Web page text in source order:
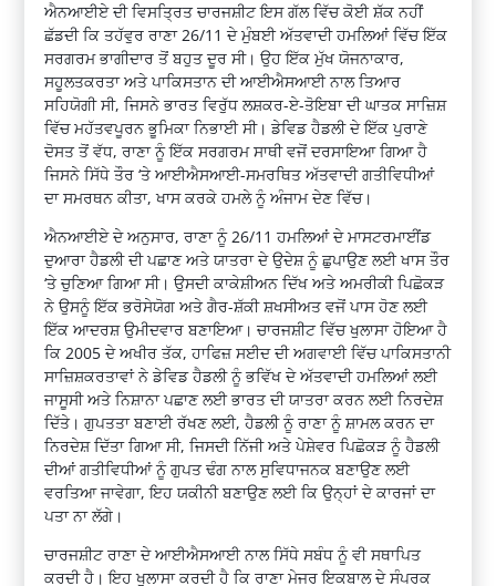
ਐਨਆਈਏ ਦੀ ਵਿਸਤ੍ਰਿਤ ਚਾਰਜਸ਼ੀਟ ਇਸ ਗੱਲ ਵਿੱਚ ਕੋਈ ਸ਼ੱਕ ਨਹੀਂ
ਛੱਡਦੀ ਕਿ ਤਹੱਵੁਰ ਰਾਣਾ 26/11 ਦੇ ਮੁੰਬਈ ਅੱਤਵਾਦੀ ਹਮਲਿਆਂ ਵਿੱਚ ਇੱਕ
ਸਰਗਰਮ ਭਾਗੀਦਾਰ ਤੋਂ ਬਹੁਤ ਦੂਰ ਸੀ। ਉਹ ਇੱਕ ਮੁੱਖ ਯੋਜਨਾਕਾਰ,
ਸਹੂਲਤਕਰਤਾ ਅਤੇ ਪਾਕਿਸਤਾਨ ਦੀ ਆਈਐਸਆਈ ਨਾਲ ਤਿਆਰ
ਸਹਿਯੋਗੀ ਸੀ, ਜਿਸਨੇ ਭਾਰਤ ਵਿਰੁੱਧ ਲਸ਼ਕਰ-ਏ-ਤੋਇਬਾ ਦੀ ਘਾਤਕ ਸਾਜ਼ਿਸ਼
ਵਿੱਚ ਮਹੱਤਵਪੂਰਨ ਭੂਮਿਕਾ ਨਿਭਾਈ ਸੀ। ਡੇਵਿਡ ਹੈਡਲੀ ਦੇ ਇੱਕ ਪੁਰਾਣੇ
ਦੋਸਤ ਤੋਂ ਵੱਧ, ਰਾਣਾ ਨੂੰ ਇੱਕ ਸਰਗਰਮ ਸਾਥੀ ਵਜੋਂ ਦਰਸਾਇਆ ਗਿਆ ਹੈ
ਜਿਸਨੇ ਸਿੱਧੇ ਤੌਰ ‘ਤੇ ਆਈਐਸਆਈ-ਸਮਰਥਿਤ ਅੱਤਵਾਦੀ ਗਤੀਵਿਧੀਆਂ
ਦਾ ਸਮਰਥਨ ਕੀਤਾ, ਖਾਸ ਕਰਕੇ ਹਮਲੇ ਨੂੰ ਅੰਜਾਮ ਦੇਣ ਵਿੱਚ।
ਐਨਆਈਏ ਦੇ ਅਨੁਸਾਰ, ਰਾਣਾ ਨੂੰ 26/11 ਹਮਲਿਆਂ ਦੇ ਮਾਸਟਰਮਾਈਂਡ
ਦੁਆਰਾ ਹੈਡਲੀ ਦੀ ਪਛਾਣ ਅਤੇ ਯਾਤਰਾ ਦੇ ਉਦੇਸ਼ ਨੂੰ ਛੁਪਾਉਣ ਲਈ ਖਾਸ ਤੌਰ
‘ਤੇ ਚੁਣਿਆ ਗਿਆ ਸੀ। ਉਸਦੀ ਕਾਕੇਸ਼ੀਅਨ ਦਿੱਖ ਅਤੇ ਅਮਰੀਕੀ ਪਿਛੋਕੜ
ਨੇ ਉਸਨੂੰ ਇੱਕ ਭਰੋਸੇਯੋਗ ਅਤੇ ਗੈਰ-ਸ਼ੱਕੀ ਸ਼ਖਸੀਅਤ ਵਜੋਂ ਪਾਸ ਹੋਣ ਲਈ
ਇੱਕ ਆਦਰਸ਼ ਉਮੀਦਵਾਰ ਬਣਾਇਆ। ਚਾਰਜਸ਼ੀਟ ਵਿੱਚ ਖੁਲਾਸਾ ਹੋਇਆ ਹੈ
ਕਿ 2005 ਦੇ ਅਖੀਰ ਤੱਕ, ਹਾਫਿਜ਼ ਸਈਦ ਦੀ ਅਗਵਾਈ ਵਿੱਚ ਪਾਕਿਸਤਾਨੀ
ਸਾਜ਼ਿਸ਼ਕਰਤਾਵਾਂ ਨੇ ਡੇਵਿਡ ਹੈਡਲੀ ਨੂੰ ਭਵਿੱਖ ਦੇ ਅੱਤਵਾਦੀ ਹਮਲਿਆਂ ਲਈ
ਜਾਸੂਸੀ ਅਤੇ ਨਿਸ਼ਾਨਾ ਪਛਾਣ ਲਈ ਭਾਰਤ ਦੀ ਯਾਤਰਾ ਕਰਨ ਲਈ ਨਿਰਦੇਸ਼
ਦਿੱਤੇ। ਗੁਪਤਤਾ ਬਣਾਈ ਰੱਖਣ ਲਈ, ਹੈਡਲੀ ਨੂੰ ਰਾਣਾ ਨੂੰ ਸ਼ਾਮਲ ਕਰਨ ਦਾ
ਨਿਰਦੇਸ਼ ਦਿੱਤਾ ਗਿਆ ਸੀ, ਜਿਸਦੀ ਨਿੱਜੀ ਅਤੇ ਪੇਸ਼ੇਵਰ ਪਿਛੋਕੜ ਨੂੰ ਹੈਡਲੀ
ਦੀਆਂ ਗਤੀਵਿਧੀਆਂ ਨੂੰ ਗੁਪਤ ਢੰਗ ਨਾਲ ਸੁਵਿਧਾਜਨਕ ਬਣਾਉਣ ਲਈ
ਵਰਤਿਆ ਜਾਵੇਗਾ, ਇਹ ਯਕੀਨੀ ਬਣਾਉਣ ਲਈ ਕਿ ਉਨ੍ਹਾਂ ਦੇ ਕਾਰਜਾਂ ਦਾ
ਪਤਾ ਨਾ ਲੱਗੇ।
ਚਾਰਜਸ਼ੀਟ ਰਾਣਾ ਦੇ ਆਈਐਸਆਈ ਨਾਲ ਸਿੱਧੇ ਸਬੰਧ ਨੂੰ ਵੀ ਸਥਾਪਿਤ
ਕਰਦੀ ਹੈ। ਇਹ ਖੁਲਾਸਾ ਕਰਦੀ ਹੈ ਕਿ ਰਾਣਾ ਮੇਜਰ ਇਕਬਾਲ ਦੇ ਸੰਪਰਕ